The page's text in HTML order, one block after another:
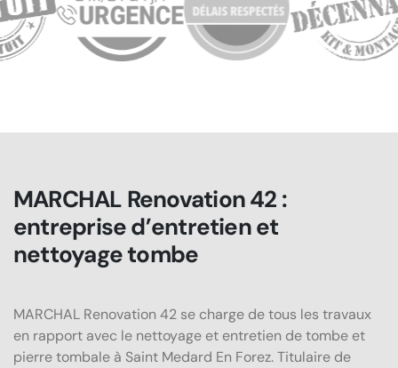
MARCHAL Renovation 42 :
entreprise d’entretien et
nettoyage tombe
MARCHAL Renovation 42 se charge de tous les travaux
en rapport avec le nettoyage et entretien de tombe et
pierre tombale à Saint Medard En Forez. Titulaire de